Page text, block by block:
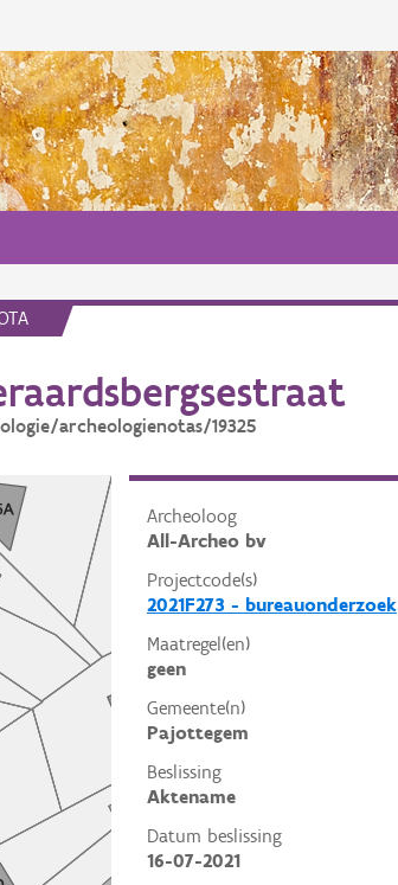
archeologienotas/19325
Archeoloog
All-Archeo bv
Projectcode(s)
2021F273 - bureauonderzoek
Maatregel(en)
geen
Gemeente(n)
Pajottegem
Beslissing
Aktename
Datum beslissing
16-07-2021